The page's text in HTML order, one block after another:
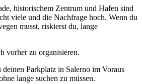
historischem Zentrum und Hafen sind
viele und die Nachfrage hoch. Wenn du
musst, riskierst du, lange
vorher zu organisieren.
Parkplatz in Salerno im Voraus
lange suchen zu müssen.